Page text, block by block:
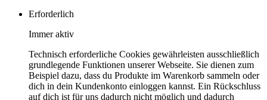
Erforderlich
Immer aktiv
Technisch erforderliche Cookies gewährleisten ausschließlich
grundlegende Funktionen unserer Webseite. Sie dienen zum
Beispiel dazu, dass du Produkte im Warenkorb sammeln oder
dich in dein Kundenkonto einloggen kannst. Ein Rückschluss
auf dich ist für uns dadurch nicht möglich und dadurch